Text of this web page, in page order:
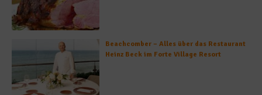
Beachcomber – Alles über das Restaurant
Heinz Beck im Forte Village Resort